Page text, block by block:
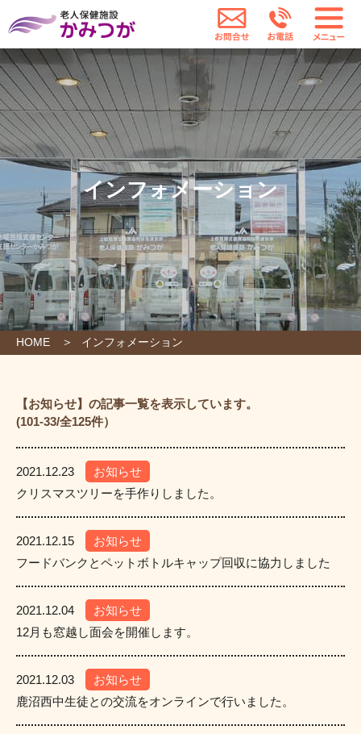
老人保健施設かみつが お問合せ お電話
インフォメーション
HOME インフォメーション
【お知らせ】の記事一覧を表示しています。
(101-33/全125件）
2021.12.23
お知らせ
クリスマスツリーを手作りしました。
2021.12.15
お知らせ
フードバンクとペットボトルキャップ回収に協力しました
2021.12.04
お知らせ
12月も窓越し面会を開催します。
2021.12.03
お知らせ
鹿沼西中生徒との交流をオンラインで行いました。